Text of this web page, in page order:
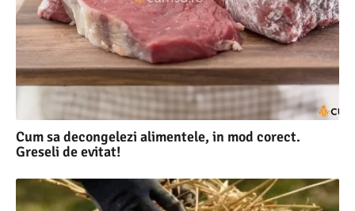
Cum sa decongelezi alimentele, in mod corect.
Greseli de evitat!